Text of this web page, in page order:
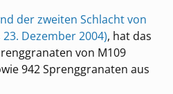
der zweiten Schlacht von
Dezember 2004), hat das
von M109
942 Sprenggranaten aus